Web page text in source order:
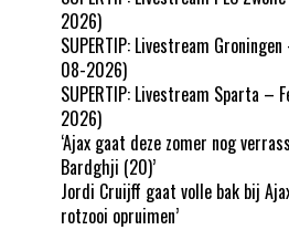
2026)
SUPERTIP: Livestream
08-2026)
SUPERTIP: Livestream Sparta –
2026)
‘Ajax gaat deze zomer nog
Bardghji (20)’
Jordi Cruijff gaat volle bak bij
rotzooi opruimen’